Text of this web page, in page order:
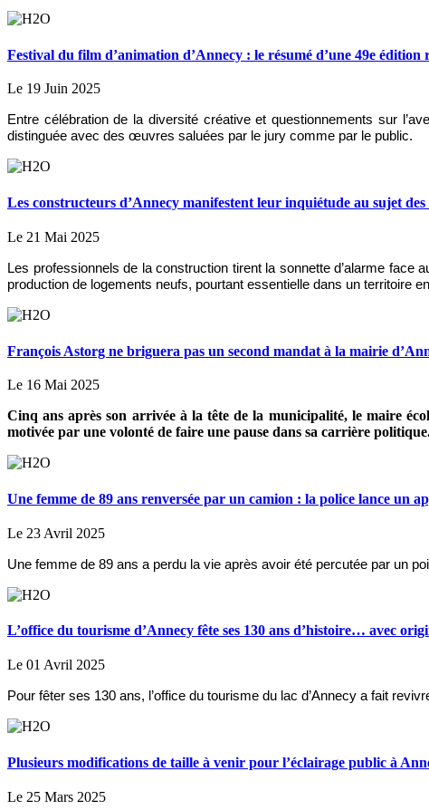
Festival du film d’animation d’Annecy : le résumé d’une 49e édition
Le 19 Juin 2025
Entre célébration de la diversité créative et questionnements sur
distinguée avec des œuvres saluées par le jury comme par le public.
Les constructeurs d’Annecy manifestent leur inquiétude au sujet des
Le 21 Mai 2025
Les professionnels de la construction tirent la sonnette d’alarme
production de logements neufs, pourtant essentielle dans un territoire
François Astorg ne briguera pas un second mandat à la mairie
Le 16 Mai 2025
Cinq ans après son arrivée à la tête de la municipalité, le maire
motivée par une volonté de faire une pause dans sa carrière
Une femme de 89 ans renversée par un camion : la police lance un
Le 23 Avril 2025
Une femme de 89 ans a perdu la vie après avoir été percutée par un
L’office du tourisme d’Annecy fête ses 130 ans d’histoire… avec
Le 01 Avril 2025
Pour fêter ses 130 ans, l’office du tourisme du lac d’Annecy a fait
Plusieurs modifications de taille à venir pour l’éclairage public à
Le 25 Mars 2025